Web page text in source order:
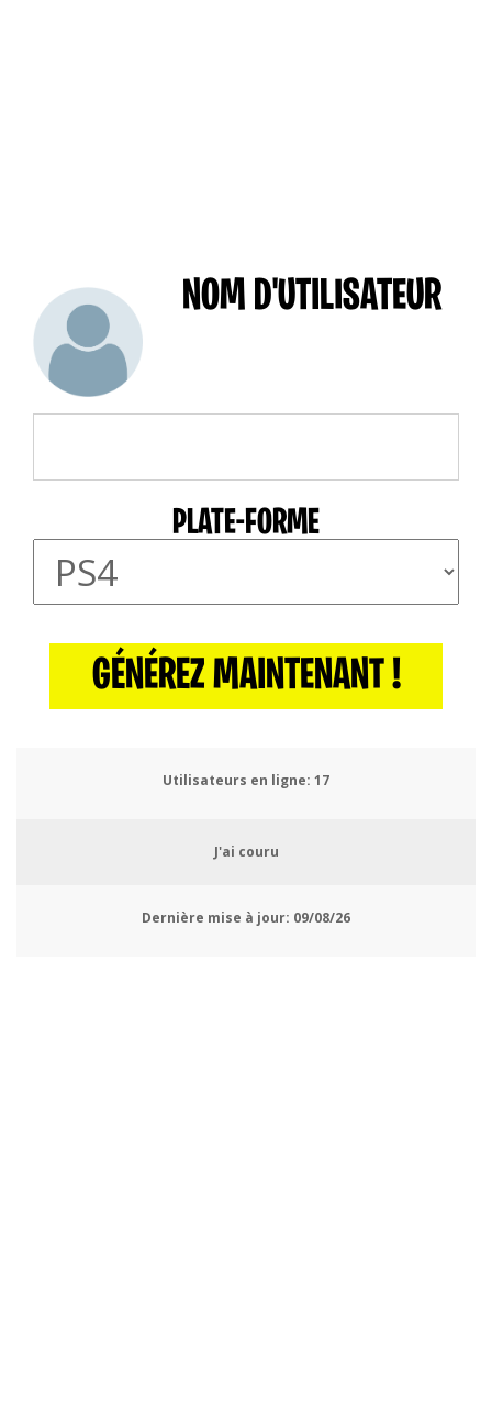
NOM D'UTILISATEUR
PLATE-FORME
GÉNÉREZ MAINTENANT !
Utilisateurs en ligne: 21
J'ai couru
Dernière mise à jour: 09/08/26